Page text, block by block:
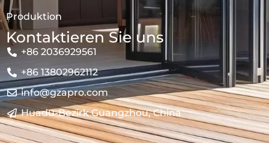
Produktion
Kontaktieren Sie uns
+86 2036929561
+86 13802962112
info@gzapro.com
Huadu-Bezirk Guangzhou, China